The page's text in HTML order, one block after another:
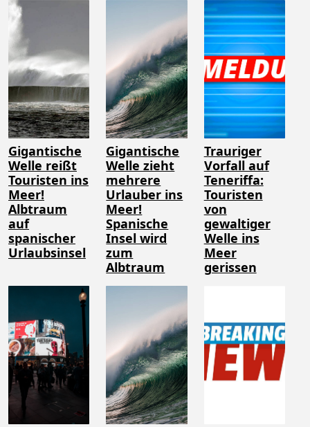
Gigantische
Welle reißt
Touristen ins
Meer!
Albtraum
auf
spanischer
Urlaubsinsel
Gigantische
Welle zieht
mehrere
Urlauber ins
Meer!
Spanische
Insel wird
zum
Albtraum
Trauriger
Vorfall auf
Teneriffa:
Touristen
von
gewaltiger
Welle ins
Meer
gerissen